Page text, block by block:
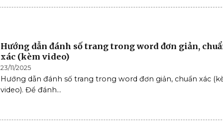
Hướng dẫn đánh số trang trong word đơn giản,
xác (kèm video)
23/11/2025
Hướng dẫn đánh số trang trong word đơn giản, chuẩn xác
video). Để đánh...